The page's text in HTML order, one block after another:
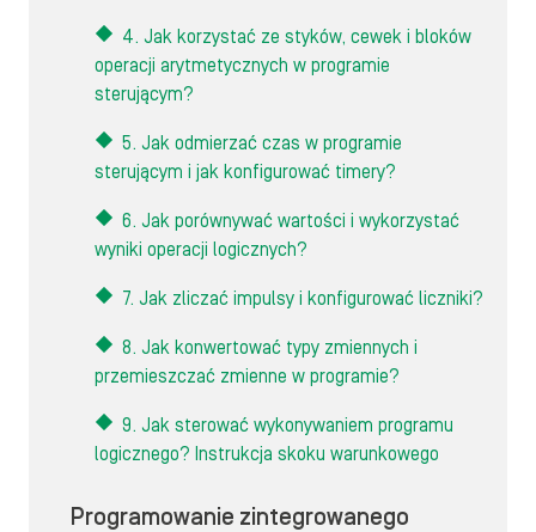
4. Jak korzystać ze styków, cewek i bloków
operacji arytmetycznych w programie
sterującym?
5. Jak odmierzać czas w programie
sterującym i jak konfigurować timery?
6. Jak porównywać wartości i wykorzystać
wyniki operacji logicznych?
7. Jak zliczać impulsy i konfigurować liczniki?
8. Jak konwertować typy zmiennych i
przemieszczać zmienne w programie?
9. Jak sterować wykonywaniem programu
logicznego? Instrukcja skoku warunkowego
Programowanie zintegrowanego